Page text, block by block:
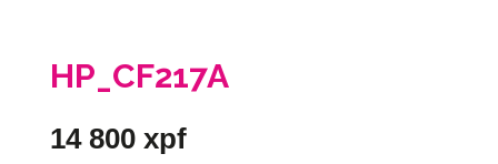
HP_CF217A
14 800 xpf